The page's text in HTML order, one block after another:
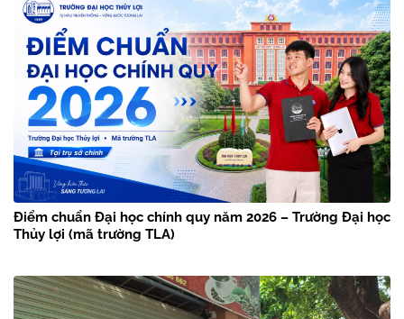
Điểm chuẩn Đại học chính quy năm 2026 – Trường Đại học
Thủy lợi (mã trường TLA)